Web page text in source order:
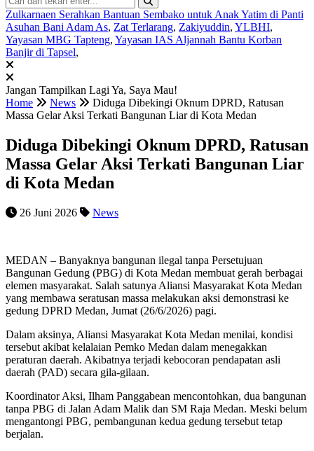
Zulkarnaen Serahkan Bantuan Sembako untuk Anak Yatim di Panti
Asuhan Bani Adam As, Zat Terlarang, Zakiyuddin, YLBHI,
Yayasan MBG Tapteng, Yayasan IAS Aljannah Bantu Korban
Banjir di Tapsel,
Jangan Tampilkan Lagi Ya, Saya Mau!
Home
News
Diduga Dibekingi Oknum DPRD, Ratusan
Massa Gelar Aksi Terkati Bangunan Liar di Kota Medan
Diduga Dibekingi Oknum DPRD, Ratusan
Massa Gelar Aksi Terkati Bangunan Liar
di Kota Medan
26 Juni 2026 News
MEDAN – Banyaknya bangunan ilegal tanpa Persetujuan
Bangunan Gedung (PBG) di Kota Medan membuat gerah berbagai
elemen masyarakat. Salah satunya Aliansi Masyarakat Kota Medan
yang membawa seratusan massa melakukan aksi demonstrasi ke
gedung DPRD Medan, Jumat (26/6/2026) pagi.
Dalam aksinya, Aliansi Masyarakat Kota Medan menilai, kondisi
tersebut akibat kelalaian Pemko Medan dalam menegakkan
peraturan daerah. Akibatnya terjadi kebocoran pendapatan asli
daerah (PAD) secara gila-gilaan.
Koordinator Aksi, Ilham Panggabean mencontohkan, dua bangunan
tanpa PBG di Jalan Adam Malik dan SM Raja Medan. Meski belum
mengantongi PBG, pembangunan kedua gedung tersebut tetap
berjalan.